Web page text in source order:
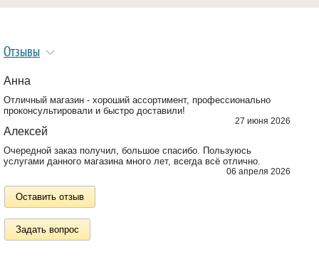
Отзывы
Анна
Отличный магазин - хороший ассортимент, профессионально
проконсультировали и быстро доставили!
27 июня 2026
Алексей
Очередной заказ получил, большое спасибо. Пользуюсь
услугами данного магазина много лет, всегда всё отлично.
06 апреля 2026
Оставить отзыв
Задать вопрос